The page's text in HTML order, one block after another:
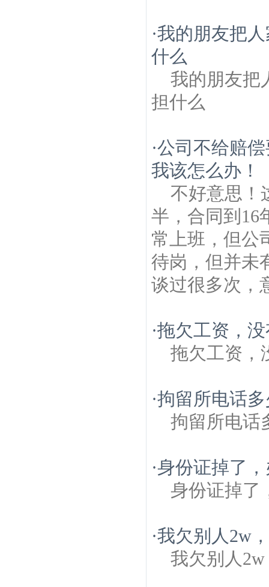
·我的朋友把
什么
我的朋友把
担什么
·公司不给赔
我该怎么办！
不好意思！
半，合同到16
常上班，但公
待岗，但并未
谈过很多次，
·拖欠工资，
拖欠工资，
·拘留所电话
拘留所电话
·身份证掉了
身份证掉了
·我欠别人2w
我欠别人